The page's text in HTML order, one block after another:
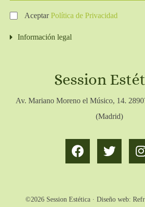
AceptarPolítica de Privacidad
Información legal
Session
Av. Mariano Moreno el Músico, 14.
(Madrid)
©2026 Session Estética · Diseño web: